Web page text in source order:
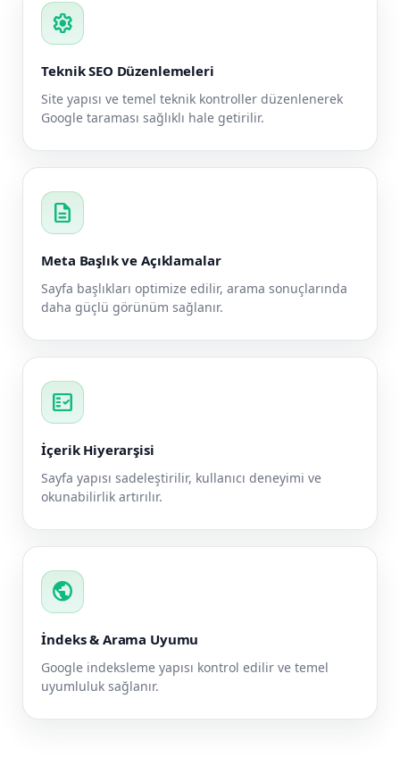
settings
Teknik SEO Düzenlemeleri
Site yapısı ve temel teknik kontroller düzenlenerek
Google taraması sağlıklı hale getirilir.
description
Meta Başlık ve Açıklamalar
Sayfa başlıkları optimize edilir, arama sonuçlarında
daha güçlü görünüm sağlanır.
fact_check
İçerik Hiyerarşisi
Sayfa yapısı sadeleştirilir, kullanıcı deneyimi ve
okunabilirlik artırılır.
public
İndeks & Arama Uyumu
Google indeksleme yapısı kontrol edilir ve temel
uyumluluk sağlanır.